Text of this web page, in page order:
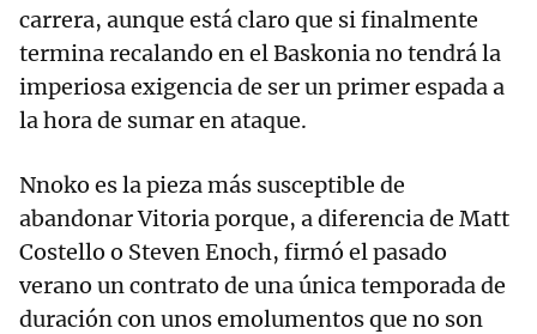
carrera, aunque está claro que si finalmente
termina recalando en el Baskonia no tendrá la
imperiosa exigencia de ser un primer espada a
la hora de sumar en ataque.
Nnoko es la pieza más susceptible de
abandonar Vitoria porque, a diferencia de Matt
Costello o Steven Enoch, firmó el pasado
verano un contrato de una única temporada de
duración con unos emolumentos que no son